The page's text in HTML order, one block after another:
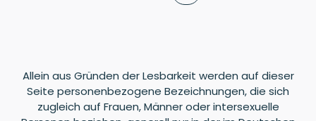
Allein aus Gründen der Lesbarkeit werden auf dieser
Seite personenbezogene Bezeichnungen, die sich
zugleich auf Frauen, Männer oder intersexuelle